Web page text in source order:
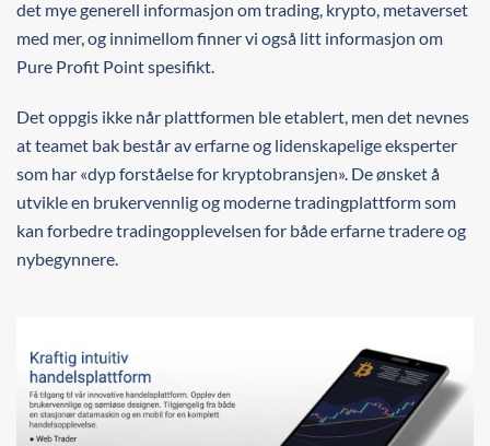
det mye generell informasjon om trading, krypto, metaverset
med mer, og innimellom finner vi også litt informasjon om
Pure Profit Point spesifikt.
Det oppgis ikke når plattformen ble etablert, men det nevnes
at teamet bak består av erfarne og lidenskapelige eksperter
som har «dyp forståelse for kryptobransjen». De ønsket å
utvikle en brukervennlig og moderne tradingplattform som
kan forbedre tradingopplevelsen for både erfarne tradere og
nybegynnere.